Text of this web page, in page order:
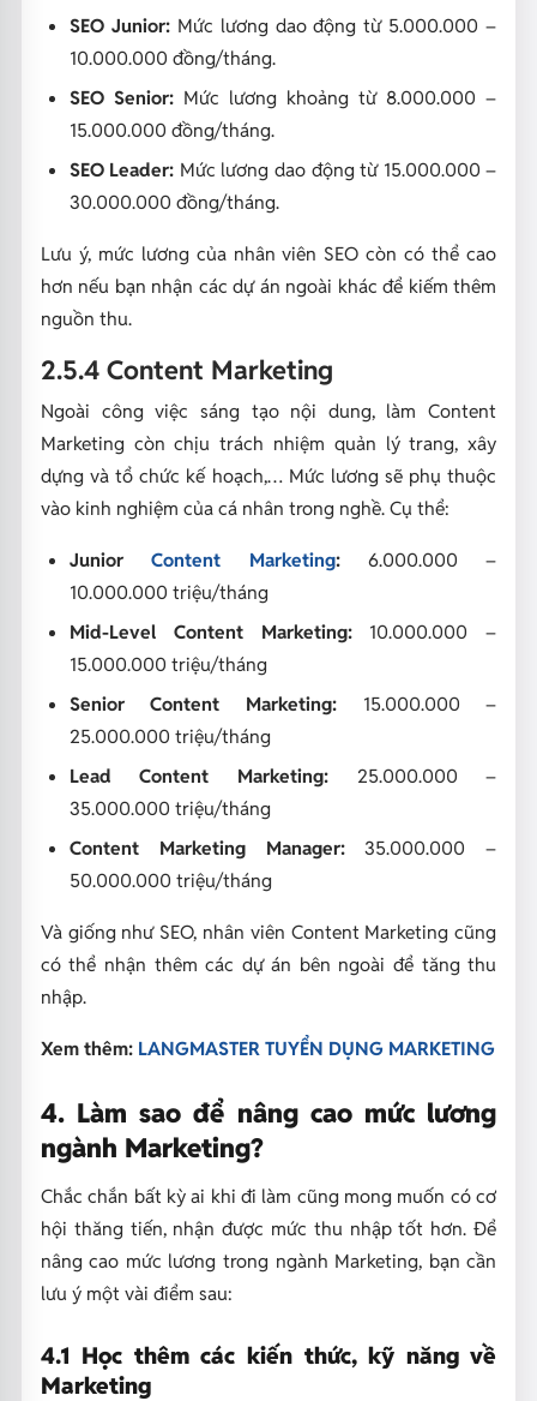
SEO Junior:Mức lương dao động từ 5.000.000 –
10.000.000 đồng/tháng.
SEO Senior:Mức lương khoảng từ 8.000.000 –
15.000.000 đồng/tháng.
SEO Leader: Mức lương dao động từ 15.000.000 –
30.000.000 đồng/tháng.
Lưu ý, mức lương của nhân viên SEO còn có thể cao
hơn nếu bạn nhận các dự án ngoài khác để kiếm thêm
nguồn thu.
2.5.4 Content Marketing
Ngoài công việc sáng tạo nội dung, làm Content
Marketing còn chịu trách nhiệm quản lý trang, xây
dựng và tổ chức kế hoạch,… Mức lương sẽ phụ thuộc
vào kinh nghiệm của cá nhân trong nghề. Cụ thể:
JuniorContent Marketing:6.000.000 –
10.000.000 triệu/tháng
Mid-Level Content Marketing: 10.000.000 –
15.000.000 triệu/tháng
Senior Content Marketing: 15.000.000 –
25.000.000 triệu/tháng
Lead Content Marketing: 25.000.000 –
35.000.000 triệu/tháng
Content Marketing Manager:35.000.000 –
50.000.000 triệu/tháng
Và giống như SEO, nhân viên Content Marketing cũng
có thể nhận thêm các dự án bên ngoài để tăng thu
nhập.
Xem thêm: LANGMASTER TUYỂN DỤNG MARKETING
4. Làm sao để nâng cao mức lương
ngành Marketing?
Chắc chắn bất kỳ ai khi đi làm cũng mong muốn có cơ
hội thăng tiến, nhận được mức thu nhập tốt hơn. Để
nâng cao mức lương trong ngành Marketing, bạn cần
lưu ý một vài điểm sau:
4.1 Học thêm các kiến thức, kỹ năng về
Marketing